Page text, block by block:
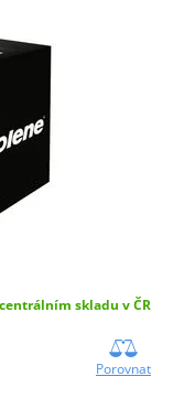
skladu v ČR
Porovnat